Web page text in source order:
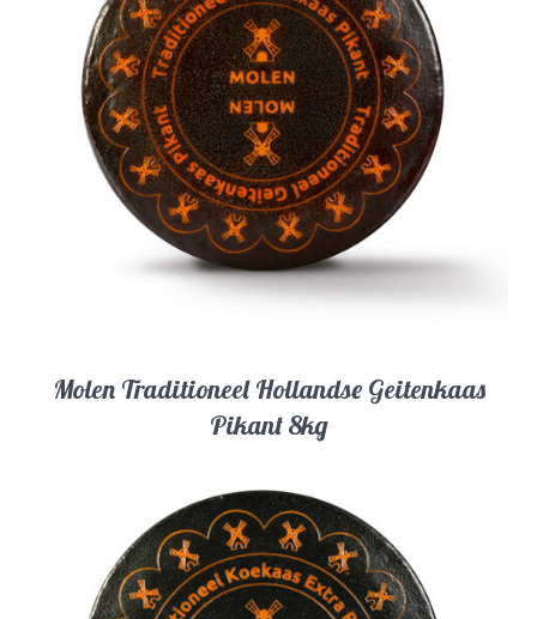
Molen Traditioneel Hollandse Geitenkaas
Pikant 8kg